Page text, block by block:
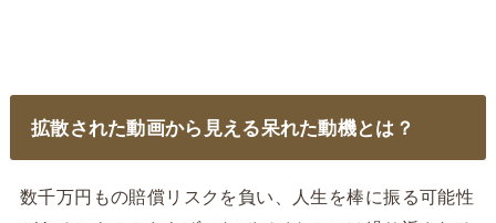
拡散された動画から見える呆れた動機とは？
数千万円もの賠償リスクを負い、人生を棒に振る可能性